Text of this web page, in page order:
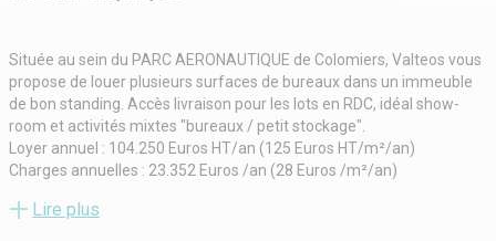
Située au sein du PARC AERONAUTIQUE de Colomiers, Valteos vous
propose de louer plusieurs surfaces de bureaux dans un immeuble
de bon standing. Accès livraison pour les lots en RDC, idéal show-
room et activités mixtes "bureaux / petit stockage".
Loyer annuel : 104.250 Euros HT/an (125 Euros HT/m²/an)
Charges annuelles : 23.352 Euros /an (28 Euros /m²/an)
- Durée : 3/6/9 ans
Lire plus